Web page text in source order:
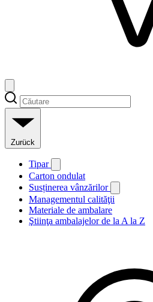
Zurück
Tipar
Carton ondulat
Susținerea vânzărilor
Managementul calităţii
Materiale de ambalare
Ştiinţa ambalajelor de la A la Z